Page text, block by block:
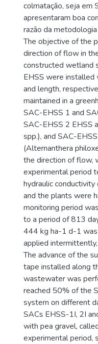
colmatação, seja em
apresentaram boa
razão da
The objective of the
direction of flow in
constructed wetland
EHSS were installed
and length,
maintained in a
SAC-EHSS 1 and
SAC-EHSS 2 EHSS
spp.), and SAC-
(Alternanthera
the direction of flow,
experimental period
hydraulic
and the plants were
monitoring period
to a period of 813
444 kg ha-1 d-1
applied
The advance of the
tape installed along
wastewater was
reached 50% of the
system on different
SACs EHSS-1I, 2I
with pea gravel,
experimental period,